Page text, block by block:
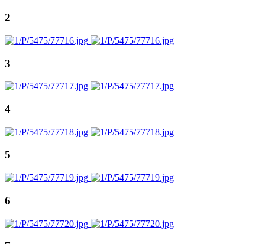
2
3
4
5
6